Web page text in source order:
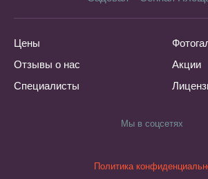
Цены
Отзывы о нас
Специалисты
Акции
Мы в соцсетях
Политика